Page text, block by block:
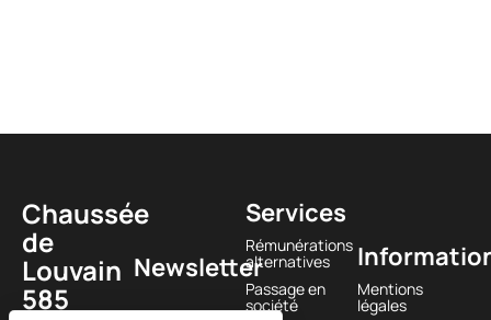
Chaussée
de
Louvain
585 Mentions
légales
Services
Rémunérations
alternatives
Passage en
société
Newsletter